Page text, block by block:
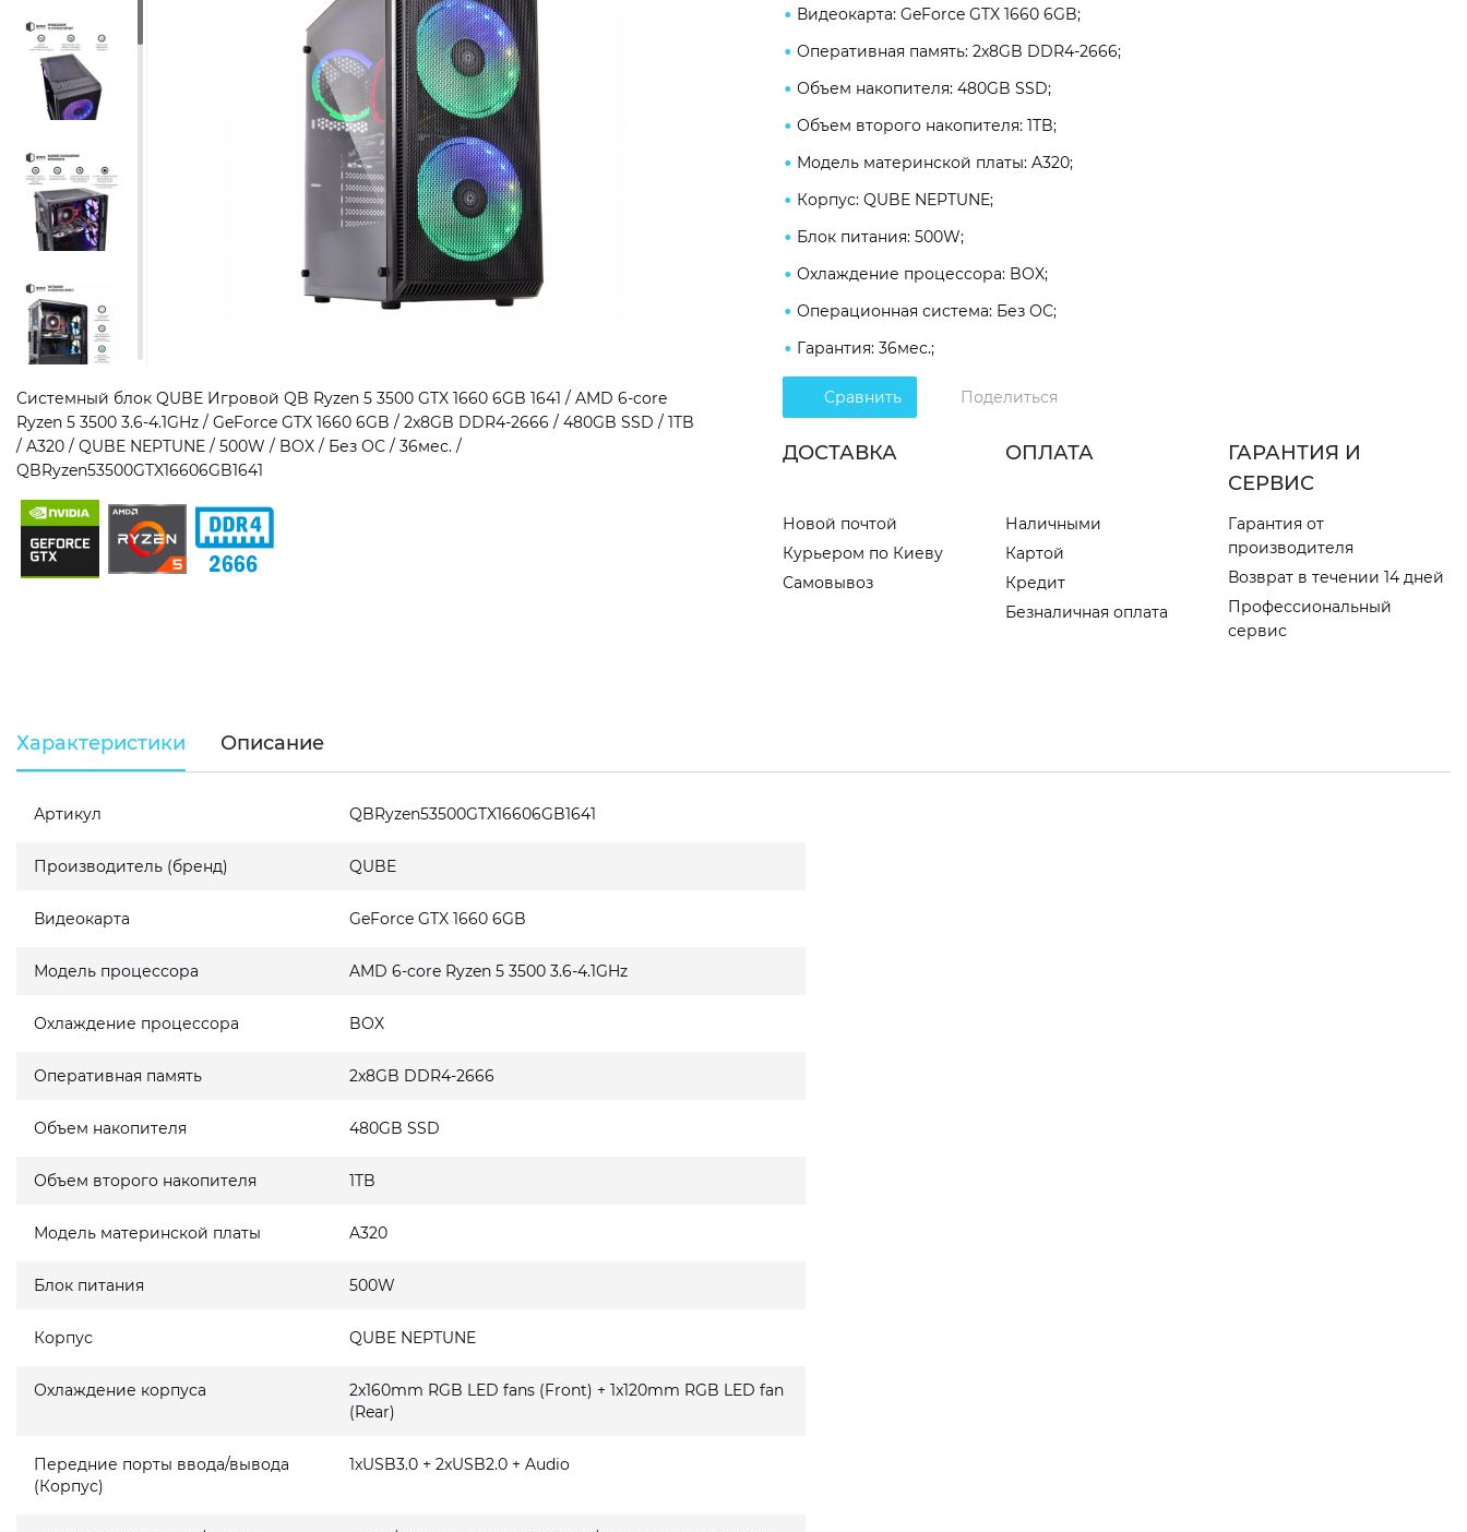
Системный блок QUBE Игровой QB Ryzen 5 3500 GTX 1660 6GB 1641 / AMD 6-core
Ryzen 5 3500 3.6-4.1GHz / GeForce GTX 1660 6GB / 2x8GB DDR4-2666 / 480GB SSD / 1TB
/ A320 / QUBE NEPTUNE / 500W / BOX / Без ОС / 36мес. /
QBRyzen53500GTX16606GB1641
Видеокарта: GeForce GTX 1660 6GB;
Оперативная память: 2x8GB DDR4-2666;
Объем накопителя: 480GB SSD;
Объем второго накопителя: 1TB;
Модель материнской платы: A320;
Корпус: QUBE NEPTUNE;
Блок питания: 500W;
Охлаждение процессора: BOX;
Операционная система: Без ОС;
Гарантия: 36мес.;
Сравнить Поделиться
ДОСТАВКА
Новой почтой
Курьером по Киеву
Самовывоз
ОПЛАТА
Наличными
Картой
Кредит
Безналичная оплата
ГАРАНТИЯ И
СЕРВИС
Гарантия от
производителя
Возврат в течении 14 дней
Профессиональный
сервис
Характеристики Описание
Артикул QBRyzen53500GTX16606GB1641
Производитель (бренд) QUBE
Видеокарта GeForce GTX 1660 6GB
Модель процессора AMD 6-core Ryzen 5 3500 3.6-4.1GHz
Охлаждение процессора BOX
Оперативная память 2x8GB DDR4-2666
Объем накопителя 480GB SSD
Объем второго накопителя 1TB
Модель материнской платы A320
Блок питания 500W
Корпус QUBE NEPTUNE
Охлаждение корпуса
2x160mm RGB LED fans (Front) + 1x120mm RGB LED fan
(Rear)
Передние порты ввода/вывода
(Корпус)
1xUSB3.0 + 2xUSB2.0 + Audio